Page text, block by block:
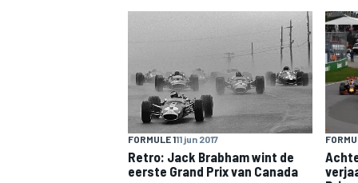
WEC DTM
FORMULE 111 jun 2017
Retro: Jack Brabham wint de
eerste Grand Prix van Canada